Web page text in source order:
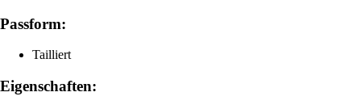
Passform:
Tailliert
Eigenschaften: